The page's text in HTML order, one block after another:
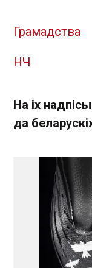
Грамадства
НЧ
На іх
да